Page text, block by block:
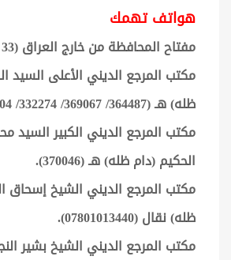
هواتف تهمك
مفتاح المحافظة من خارج العراق (33 00964)
مكتب المرجع الديني الأعلى السيد
ظله) هـ (364487/ 369067/ 332274/ 362804)
مكتب المرجع الديني الكبير السيد
الحكيم (دام ظله) هـ (370046).
مكتب المرجع الديني الشيخ إسحاق
ظله) نقال (07801013440).
مكتب المرجع الديني الشيخ بشير